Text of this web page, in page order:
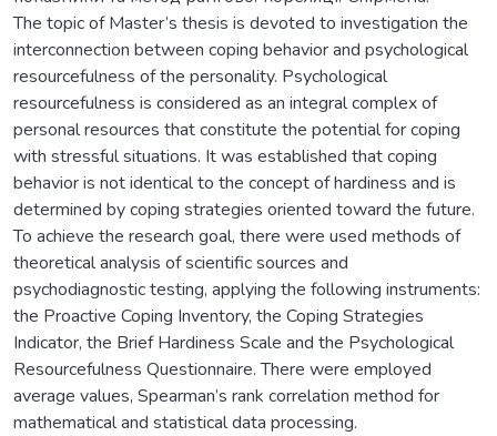
The topic of Master’s thesis is devoted to investigation the
interconnection between coping behavior and psychological
resourcefulness of the personality. Psychological
resourcefulness is considered as an integral complex of
personal resources that constitute the potential for coping
with stressful situations. It was established that coping
behavior is not identical to the concept of hardiness and is
determined by coping strategies oriented toward the future.
To achieve the research goal, there were used methods of
theoretical analysis of scientific sources and
psychodiagnostic testing, applying the following instruments:
the Proactive Coping Inventory, the Coping Strategies
Indicator, the Brief Hardiness Scale and the Psychological
Resourcefulness Questionnaire. There were employed
average values, Spearman’s rank correlation method for
mathematical and statistical data processing.